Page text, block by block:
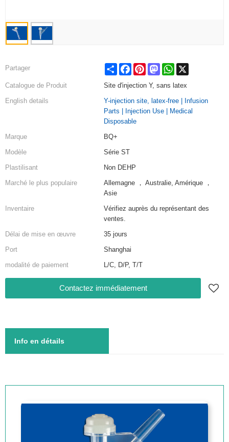
Partager Share FacebookPinterestMastodonWhatsApp
Catalogue de Produit
Site d'injection Y, sans latex
English details
Y-injection site, latex-free | Infusion
Parts | Injection Use | Medical
Disposable
Marque
BQ+
Modèle
Série ST
Plastilisant
Non DEHP
Marché le plus populaire
Allemagne ， Australie, Amérique ，
Asie
Inventaire
Vérifiez auprès du représentant des
ventes.
Délai de mise en œuvre
35 jours
Port
Shanghai
modalité de paiement
L/C, D/P, T/T
Contactez immédiatement
Info en détails